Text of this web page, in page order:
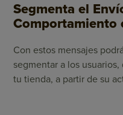
Segmenta el
Comportamiento
Con estos mensajes
segmentar a los
tu tienda, a partir de su